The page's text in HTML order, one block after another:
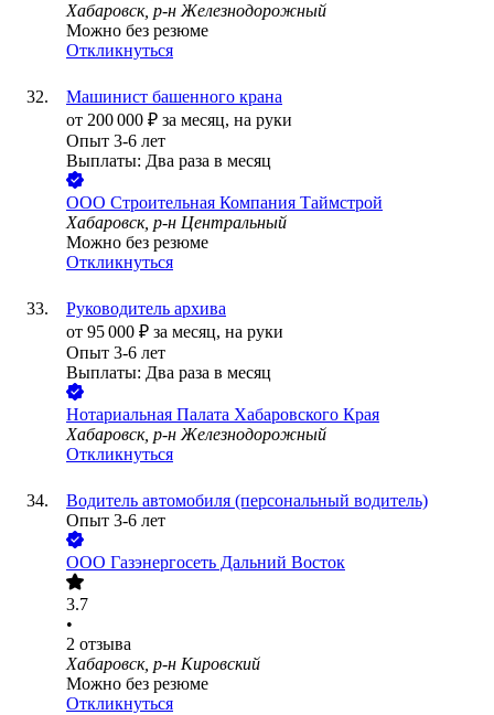
Хабаровск, р-н Железнодорожный
Можно без резюме
Откликнуться
Машинист башенного крана
от 200 000 ₽ за месяц, на руки
Опыт 3-6 лет
Выплаты: Два раза в месяц
ООО Строительная Компания Таймстрой
Хабаровск, р-н Центральный
Можно без резюме
Откликнуться
Руководитель архива
от 95 000 ₽ за месяц, на руки
Опыт 3-6 лет
Выплаты: Два раза в месяц
Нотариальная Палата Хабаровского Края
Хабаровск, р-н Железнодорожный
Откликнуться
Водитель автомобиля (персональный водитель)
Опыт 3-6 лет
ООО Газэнергосеть Дальний Восток
3.7
•
2 отзыва
Хабаровск, р-н Кировский
Можно без резюме
Откликнуться